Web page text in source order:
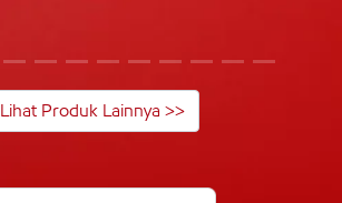
Lihat Produk Lainnya >>